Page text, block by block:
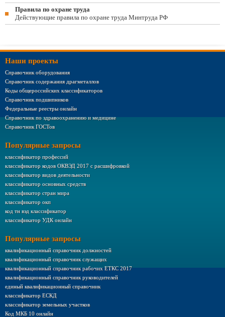
Правила по охране труда
Действующие правила по охране труда Минтруда РФ
Наши проекты
Справочник оборудования
Справочник содержания драгметаллов
Коды общероссийских классификаторов
Справочник подшипников
Федеральные реестры онлайн
Справочник по здравоохранению и медицине
Справочник ГОСТов
Популярные запросы
классификатор профессий
классификатор кодов ОКВЭД 2017 с расшифровкой
классификатор видов деятельности
классификатор основных средств
классификатор стран мира
классификатор окп
код тн вэд классификатор
классификатор УДК онлайн
Популярные запросы
квалификационный справочник должностей
квалификационный справочник служащих
квалификационный справочник рабочих ЕТКС 2017
квалификационный справочник руководителей
единый квалификационный справочник
классификатор ЕСКД
классификатор земельных участков
Код МКБ 10 онлайн